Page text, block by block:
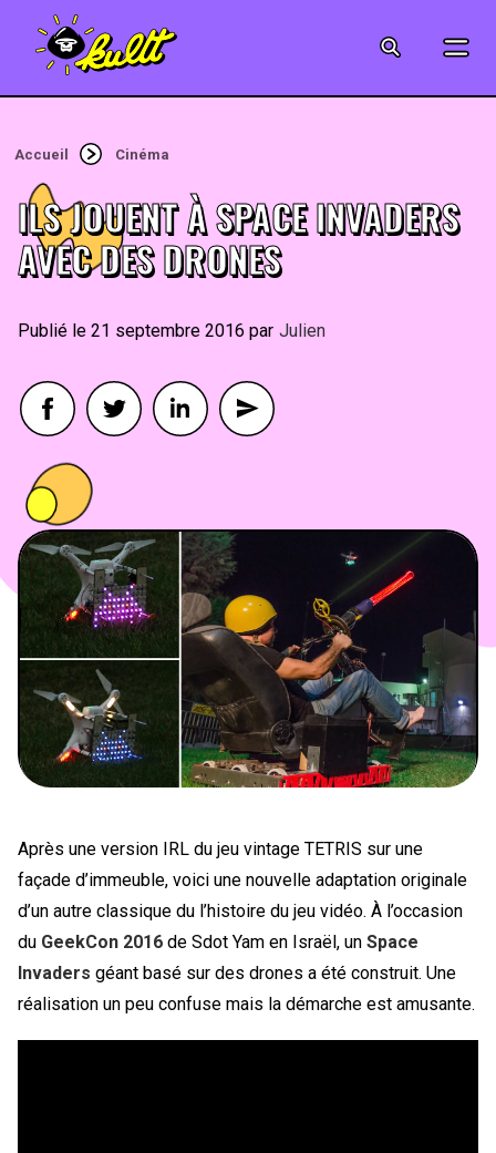
MUSIQUE
JEUX-VIDÉO
PEOPLE
FOOD
BONS PLANS
SOUTENEZ KULTT
Accueil Cinéma
ILS JOUENT À SPACE INVADERS
AVEC DES DRONES
21 septembre 2016 By Julien
Après une version IRL du jeu vintage TETRIS sur une
façade d’immeuble, voici une nouvelle adaptation originale
d’un autre classique du l’histoire du jeu vidéo. À l’occasion
du GeekCon 2016 de Sdot Yam en Israël, un Space
Invaders géant basé sur des drones a été construit. Une
réalisation un peu confuse mais la démarche est amusante.